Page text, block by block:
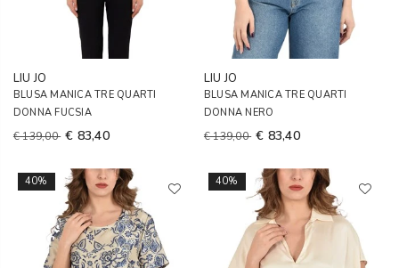
LIU JO
BLUSA MANICA TRE QUARTI
DONNA FUCSIA
€ 139,00 € 83,40
LIU JO
BLUSA MANICA TRE QUARTI
DONNA NERO
€ 139,00 € 83,40
40% 40%